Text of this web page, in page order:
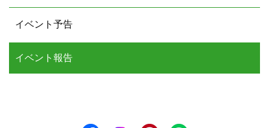
イベント予告
イベント報告